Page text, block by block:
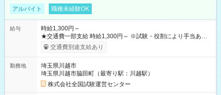
アルバイト 職種未経験OK
給与
時給1,300円～
★交通費一部支給 時給1,300円～ ※試験・役割により手当あり
※勤務回数により昇給あり 【即給（前払い）オプションあ
り！】 希望される場合、勤務から1週間ほどで給与の一部を受け
例】 ・河合塾模擬試験 8:30～17:30（休憩1時間） 時給1,300円
×8時間＝日収10,400円＋交通費 ※当日の役割により時給＋100
円の場合あり ・国家試験 7:00～13:30（休憩なし） 時給1,300
円（役割手当＋100円）×6時間＝日収8,400円＋交通費 【試用期
交通費別途支給あり
勤務地
埼玉県川越市
埼玉県川越市脇田町（最寄り駅：川越駅）
株式会社全国試験運営センター